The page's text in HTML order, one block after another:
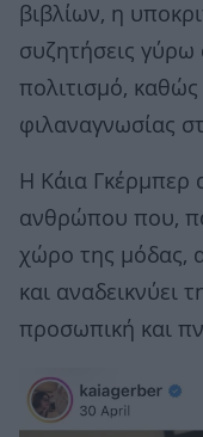
βιβλίων, η
συζητήσεις γύρω
πολιτισμό,
φιλαναγνωσίας
Η Κάια Γκέρμπερ
ανθρώπου που,
χώρο της μόδας,
και αναδεικνύει
προσωπική και